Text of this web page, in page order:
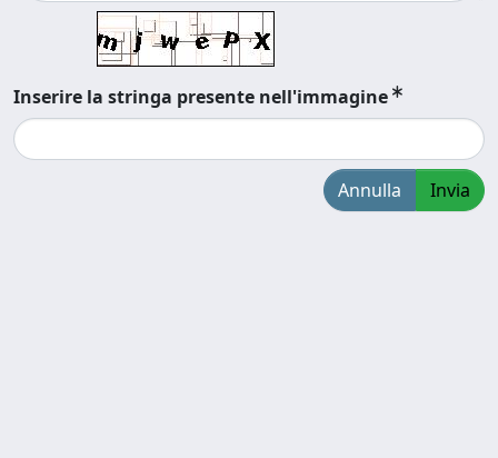
Inserire la stringa presente nell'immagine
Annulla Invia